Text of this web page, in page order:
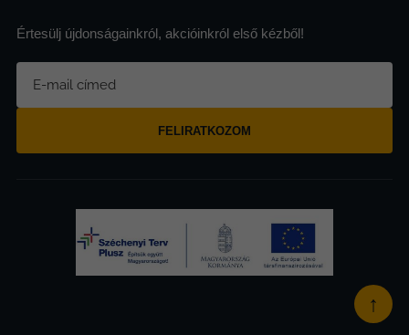
Értesülj újdonságainkról, akcióinkról első kézből!
FELIRATKOZOM
↑